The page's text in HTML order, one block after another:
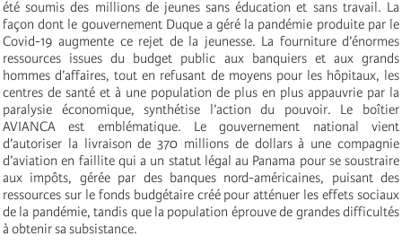
été soumis des millions de jeunes sans éducation et sans travail. La
façon dont le gouvernement Duque a géré la pandémie produite par le
Covid-19 augmente ce rejet de la jeunesse. La fourniture d’énormes
ressources issues du budget public aux banquiers et aux grands
hommes d’affaires, tout en refusant de moyens pour les hôpitaux, les
centres de santé et à une population de plus en plus appauvrie par la
paralysie économique, synthétise l’action du pouvoir. Le boîtier
AVIANCA est emblématique. Le gouvernement national vient
d’autoriser la livraison de 370 millions de dollars à une compagnie
d’aviation en faillite qui a un statut légal au Panama pour se soustraire
aux impôts, gérée par des banques nord-américaines, puisant des
ressources sur le fonds budgétaire créé pour atténuer les effets sociaux
de la pandémie, tandis que la population éprouve de grandes difficultés
à obtenir sa subsistance.